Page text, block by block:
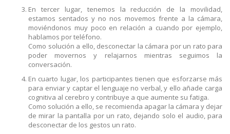
En tercer lugar, tenemos la reducción de la movilidad,
estamos sentados y no nos movemos frente a la cámara,
moviéndonos muy poco en relación a cuando por ejemplo,
hablamos por teléfono.
Como solución a ello, desconectar la cámara por un rato para
poder movernos y relajarnos mientras seguimos la
conversación.
En cuarto lugar, los participantes tienen que esforzarse más
para enviar y captar el lenguaje no verbal, y ello añade carga
cognitiva al cerebro y contribuye a que aumente su fatiga.
Como solución a ello, se recomienda apagar la cámara y dejar
de mirar la pantalla por un rato, dejando solo el audio, para
desconectar de los gestos un rato.